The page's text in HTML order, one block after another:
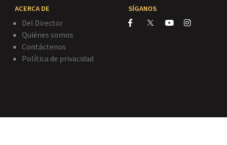
ACERCA DE
Del Director
Quiénes somos
Contáctenos
Política de privacidad
SÍGANOS